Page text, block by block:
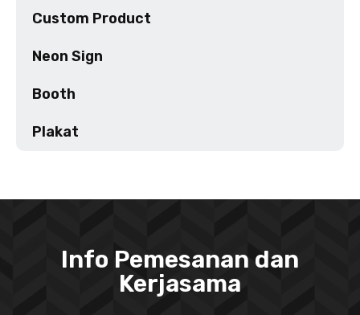
Custom Product
Neon Sign
Booth
Plakat
Info Pemesanan dan
Kerjasama